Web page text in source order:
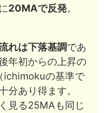
20MAで反発。
れは下落基調であ
年初からの上昇の
ichimokuの基準で
分あり得ます。
見る25MAも同じ